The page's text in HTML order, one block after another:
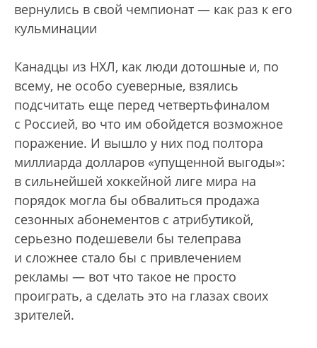
вернулись в свой чемпионат — как раз к его
кульминации
Канадцы из НХЛ, как люди дотошные и, по
всему, не особо суеверные, взялись
подсчитать еще перед четвертьфиналом
с Россией, во что им обойдется возможное
поражение. И вышло у них под полтора
миллиарда долларов «упущенной выгоды»:
в сильнейшей хоккейной лиге мира на
порядок могла бы обвалиться продажа
сезонных абонементов с атрибутикой,
серьезно подешевели бы телеправа
и сложнее стало бы с привлечением
рекламы — вот что такое не просто
проиграть, а сделать это на глазах своих
зрителей.